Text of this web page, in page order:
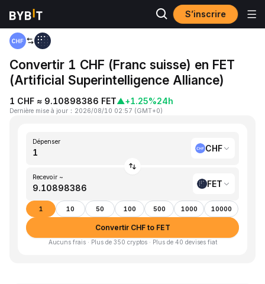
S’inscrire
Accueil
Convertir 1 CHF (Franc suisse) en FET
(Artificial Superintelligence Alliance)
1 CHF ≈ 9.10898386 FET▲+1.25%24h
Dernière mise à jour ： 2026/08/10 02:57 (GMT+0)
Dépenser
CHF
Recevoir ~
FET
1 10 50 100 500 1000 10000
Convertir CHF to FET
Aucuns frais · Plus de 350 cryptos · Plus de 40 devises fiat